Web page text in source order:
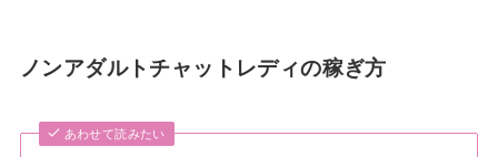
ノンアダルトチャットレディの稼ぎ方
あわせて読みたい